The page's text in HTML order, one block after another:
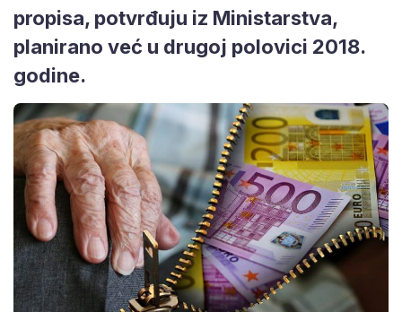
propisa, potvrđuju iz Ministarstva,
planirano već u drugoj polovici 2018.
godine.